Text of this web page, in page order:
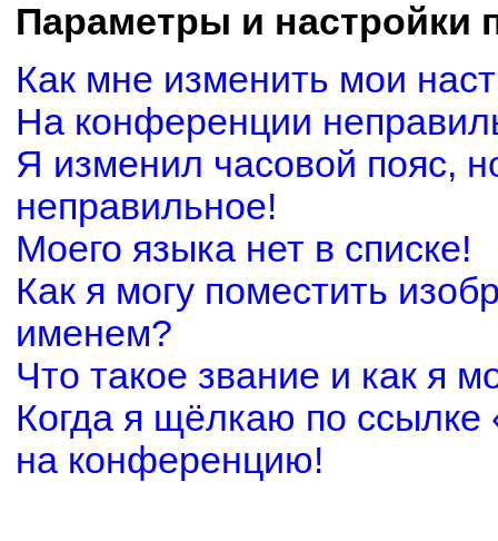
Параметры и настройки
Как мне изменить мои
На конференции
Я изменил часовой пояс,
неправильное!
Моего языка нет в списке!
Как я могу поместить
именем?
Что такое звание и как я
Когда я щёлкаю по ссылке
на конференцию!